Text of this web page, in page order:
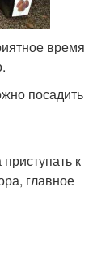
время
посадить
к
главное